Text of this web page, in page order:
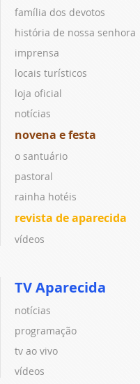
família dos devotos
história de nossa senhora
imprensa
locais turísticos
loja oficial
notícias
novena e festa
o santuário
pastoral
rainha hotéis
revista de aparecida
vídeos
TV Aparecida
notícias
programação
tv ao vivo
vídeos